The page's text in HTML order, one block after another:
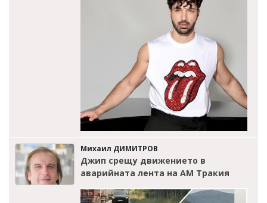
Михаил ДИМИТРОВ
Джип срещу движението в
аварийната лента на АМ Тракия